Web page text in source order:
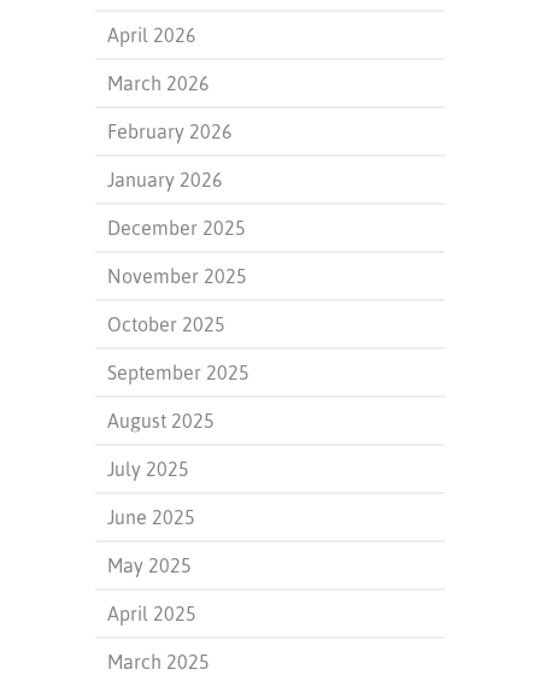
April 2026
March 2026
February 2026
January 2026
December 2025
November 2025
October 2025
September 2025
August 2025
July 2025
June 2025
May 2025
April 2025
March 2025